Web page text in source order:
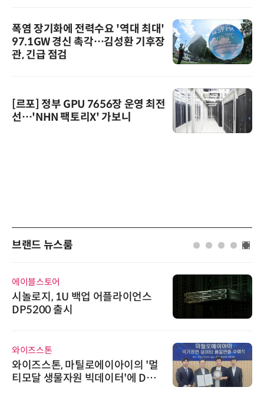
폭염 장기화에 전력수요 '역대 최대'
97.1GW 경신 촉각…김성환 기후장
관, 긴급 점검
[르포] 정부 GPU 7656장 운영 최전
선…'NHN 팩토리X' 가보니
브랜드 뉴스룸
에이블스토어
시놀로지, 1U 백업 어플라이언스
DP5200 출시
와이즈스톤
와이즈스톤, 마틸로에이아이의 '멀
티모달 생물자원 빅데이터'에 DQ